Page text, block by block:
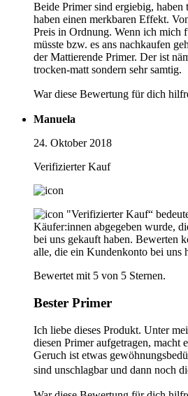
Beide Primer sind ergiebig,
haben einen merkbaren Effekt.
Preis in Ordnung. Wenn ich mich
müsste bzw. es ans nachkaufen
der Mattierende Primer. Der ist
trocken-matt sondern sehr samtig.
War diese Bewertung für dich
Manuela
24. Oktober 2018
Verifizierter Kauf
"Verifizierter Kauf“
Käufer:innen abgegeben wurde,
bei uns gekauft haben. Bewerten
alle, die ein Kundenkonto bei uns
Bewertet mit 5 von 5 Sternen.
Bester Primer
Ich liebe dieses Produkt. Unter
diesen Primer aufgetragen, macht
Geruch ist etwas
sind unschlagbar und dann noch